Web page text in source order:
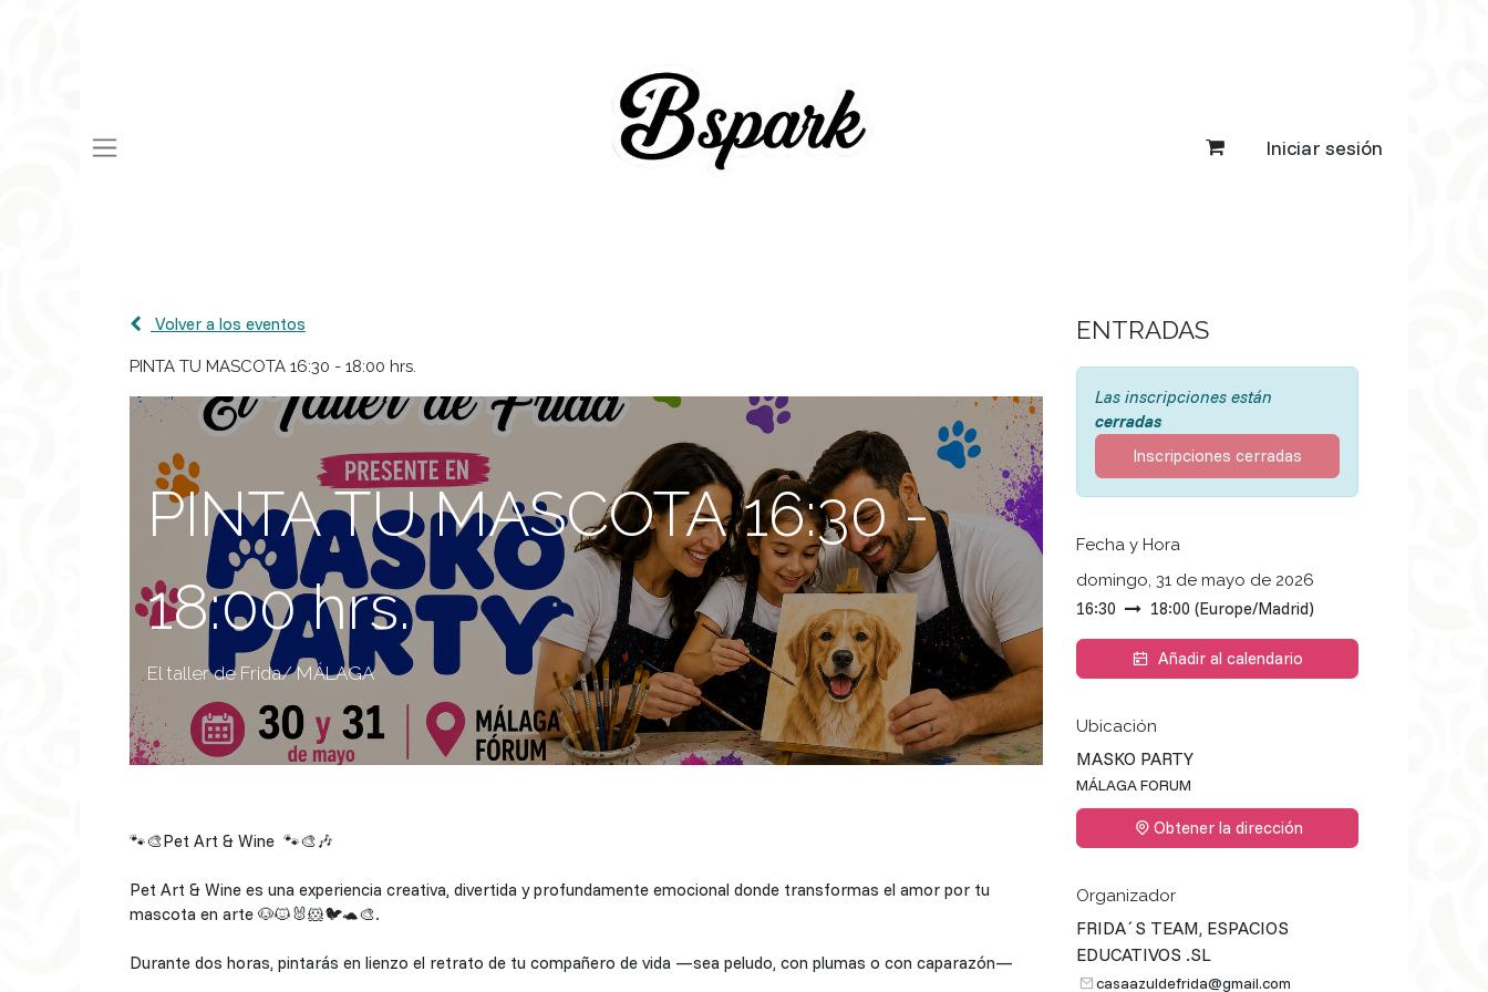
Iniciar sesión
Volver a los eventos
PINTA TU MASCOTA 16:30 - 18:00 hrs.
PINTA TU MASCOTA 16:30 -
18:00 hrs.
El taller de Frida/ MÁLAGA
🐾🎨Pet Art & Wine 🐾🎨🎶
Pet Art & Wine es una experiencia creativa, divertida y profundamente emocional donde transformas el amor por tu
mascota en arte 🐶🐱🐰🐹🐦🐢🎨.
Durante dos horas, pintarás en lienzo el retrato de tu compañero de vida —sea peludo, con plumas o con caparazón—
ENTRADAS
Las inscripciones están
cerradas
Inscripciones cerradas
Fecha y Hora
domingo, 31 de mayo de 2026
16:30 18:00 (Europe/Madrid)
Añadir al calendario
Ubicación
MASKO PARTY
MÁLAGA FORUM
Obtener la dirección
Organizador
FRIDA´S TEAM, ESPACIOS
EDUCATIVOS .SL
casaazuldefrida@gmail.com